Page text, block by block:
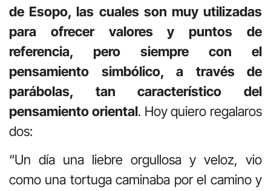
de Esopo, las cuales son muy utilizadas
para ofrecer valores y puntos de
referencia, pero siempre con el
pensamiento simbólico, a través de
parábolas, tan característico del
pensamiento oriental. Hoy quiero regalaros
dos:
“Un día una liebre orgullosa y veloz, vio
como una tortuga caminaba por el camino y